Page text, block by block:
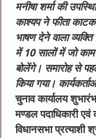
मनीषा शर्मा की
काश्यप ने फीता
भाषण देने वाला
में 10 सालों में जो काम
बोलेंगे। समारोह से
किया गया।
चुनाव कार्यालय
मण्डल पदाधिकारी
विधानसभा प्रत्याशी